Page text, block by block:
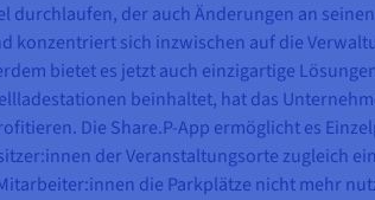
durchlaufen, der auch Änderungen an
konzentriert sich inzwischen auf die
bietet es jetzt auch einzigartige
beinhaltet, hat das
Die Share.P-App ermöglicht es
der Veranstaltungsorte zugleich
die Parkplätze nicht mehr